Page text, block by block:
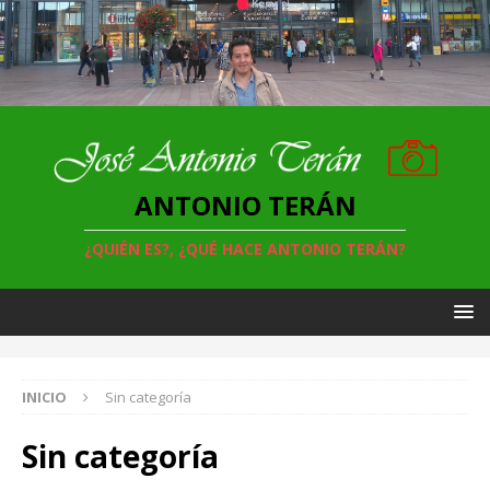
ANTONIO TERÁN
¿QUIÉN ES?, ¿QUÉ HACE ANTONIO TERÁN?
INICIO Sin categoría
Sin categoría